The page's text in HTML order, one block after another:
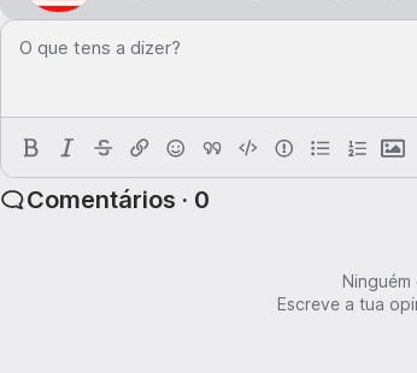
O que tens a dizer?
Comentários · 0
Escreve a tua